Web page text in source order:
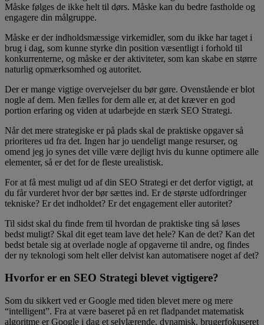
Måske følges de ikke helt til dørs. Måske kan du bedre fastholde og
engagere din målgruppe.
Måske er der indholdsmæssige virkemidler, som du ikke har taget i
brug i dag, som kunne styrke din position væsentligt i forhold til
konkurrenterne, og måske er der aktiviteter, som kan skabe en større
naturlig opmærksomhed og autoritet.
Der er mange vigtige overvejelser du bør gøre. Ovenstående er blot
nogle af dem. Men fælles for dem alle er, at det kræver en god
portion erfaring og viden at udarbejde en stærk SEO Strategi.
Når det mere strategiske er på plads skal de praktiske opgaver så
prioriteres ud fra det. Ingen har jo uendeligt mange resurser, og
omend jeg jo synes det ville være dejligt hvis du kunne optimere alle
elementer, så er det for de fleste urealistisk.
For at få mest muligt ud af din SEO Strategi er det derfor vigtigt, at
du får vurderet hvor der bør sættes ind. Er de største udfordringer
tekniske? Er det indholdet? Er det engagement eller autoritet?
Til sidst skal du finde frem til hvordan de praktiske ting så løses
bedst muligt? Skal dit eget team lave det hele? Kan de det? Kan det
bedst betale sig at overlade nogle af opgaverne til andre, og findes
der ny teknologi som helt eller delvist kan automatisere noget af det?
Hvorfor er en SEO Strategi blevet vigtigere?
Som du sikkert ved er Google med tiden blevet mere og mere
“intelligent”. Fra at være baseret på en ret fladpandet matematisk
algoritme er Google i dag et selvlærende, dynamisk, brugerfokuseret